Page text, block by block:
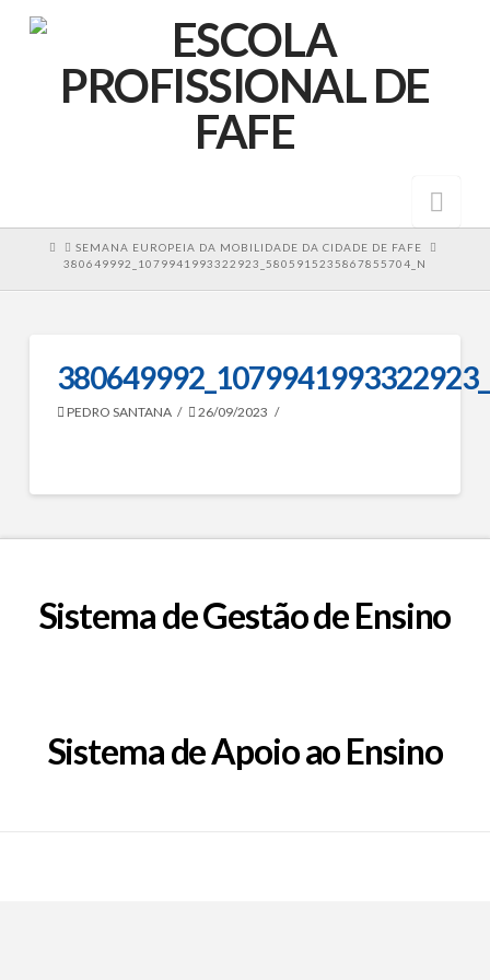
HOME
SEMANA EUROPEIA DA MOBILIDADE DA CIDADE DE FAFE
380649992_1079941993322923_5805915235867855704_N
PEDRO SANTANA 26/09/2023
Sistema de Gestão de Ensino
Sistema de Apoio ao Ensino